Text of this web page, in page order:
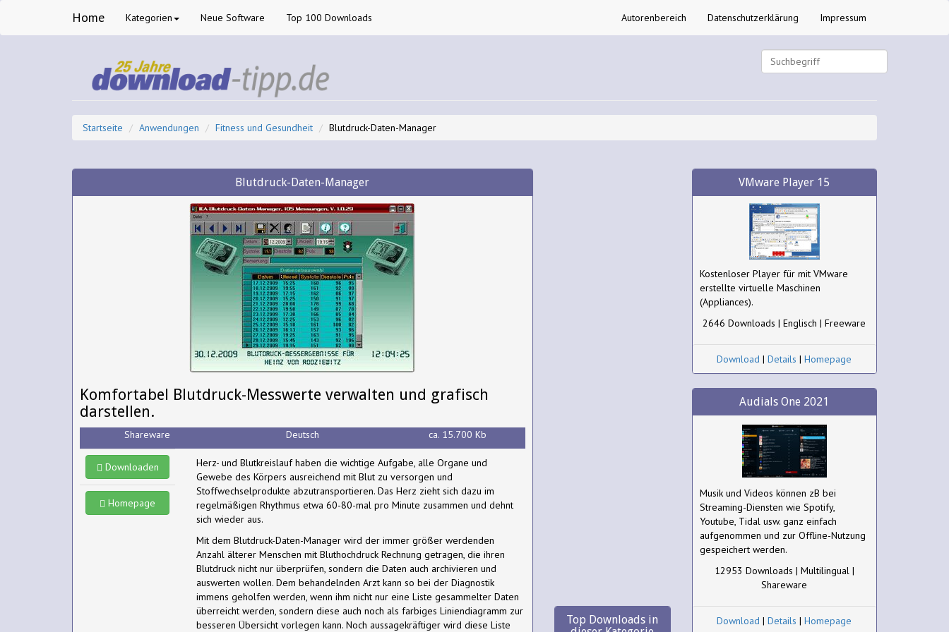
Home Kategorien Neue Software Top 100 Downloads Autorenbereich Datenschutzerklärung Impressum
Startseite Anwendungen Fitness und Gesundheit Blutdruck-Daten-Manager
Blutdruck-Daten-Manager
Komfortabel Blutdruck-Messwerte verwalten und grafisch
darstellen.
Shareware Deutsch ca. 15.700 Kb
Downloaden
Homepage
Herz- und Blutkreislauf haben die wichtige Aufgabe, alle Organe und
Gewebe des Körpers ausreichend mit Blut zu versorgen und
Stoffwechselprodukte abzutransportieren. Das Herz zieht sich dazu im
regelmäßigen Rhythmus etwa 60-80-mal pro Minute zusammen und dehnt
sich wieder aus.
Mit dem Blutdruck-Daten-Manager wird der immer größer werdenden
Anzahl älterer Menschen mit Bluthochdruck Rechnung getragen, die ihren
Blutdruck nicht nur überprüfen, sondern die Daten auch archivieren und
auswerten wollen. Dem behandelnden Arzt kann so bei der Diagnostik
immens geholfen werden, wenn ihm nicht nur eine Liste gesammelter Daten
überreicht werden, sondern diese auch noch als farbiges Liniendiagramm zur
besseren Übersicht vorlegen kann. Noch aussagekräftiger wird diese Liste
Top Downloads in
VMware Player 15
Kostenloser Player für mit VMware
erstellte virtuelle Maschinen
(Appliances).
2646 Downloads | Englisch | Freeware
Download |Details |Homepage
Audials One 2021
Musik und Videos können zB bei
Streaming-Diensten wie Spotify,
Youtube, Tidal usw. ganz einfach
aufgenommen und zur Offline-Nutzung
gespeichert werden.
12953 Downloads | Multilingual |
Shareware
Download |Details |Homepage